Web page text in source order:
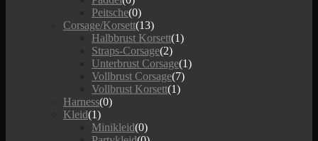
Peitsche(0)
Corsage/Korsett(13)
Halbbrust Korsett(1)
Straps-Corsage(2)
Unterbrust Corsage(1)
Vollbrust Corsage(7)
Vollbrust Korsett(1)
Harness(0)
Kleid(1)
Minikleid(0)